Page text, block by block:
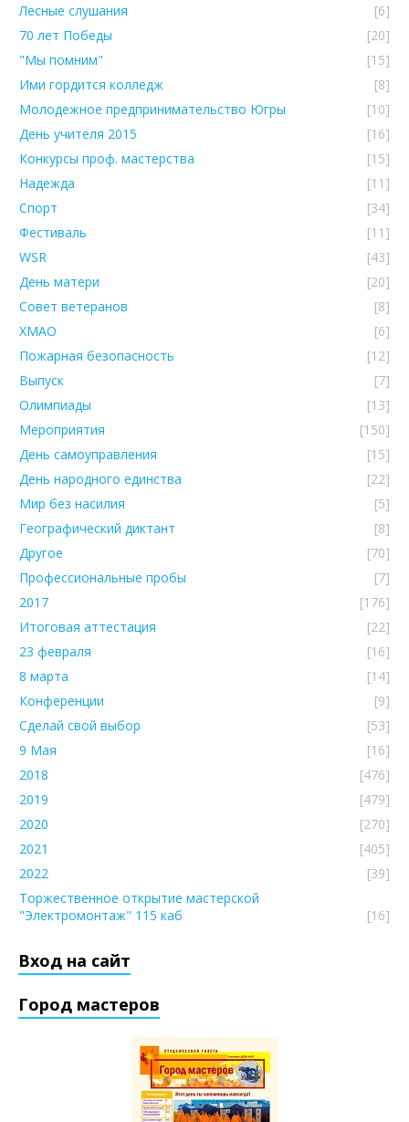
Лесные слушания
[6]
70 лет Победы
[20]
"Мы помним"
[15]
Ими гордится колледж
[8]
Молодежное предпринимательство Югры
[10]
День учителя 2015
[16]
Конкурсы проф. мастерства
[15]
Надежда
[11]
Спорт
[34]
Фестиваль
[11]
WSR
[43]
День матери
[20]
Совет ветеранов
[8]
ХМАО
[6]
Пожарная безопасность
[12]
Выпуск
[7]
Олимпиады
[13]
Мероприятия
[150]
День самоуправления
[15]
День народного единства
[22]
Мир без насилия
[5]
Географический диктант
[8]
Другое
[70]
Профессиональные пробы
[7]
2017
[176]
Итоговая аттестация
[22]
23 февраля
[16]
8 марта
[14]
Конференции
[9]
Сделай свой выбор
[53]
9 Мая
[16]
2018
[476]
2019
[479]
2020
[270]
2021
[405]
2022
[39]
Торжественное открытие мастерской
"Электромонтаж" 115 каб
[16]
Вход на сайт
Город мастеров